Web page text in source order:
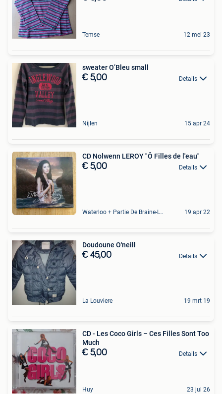
Temse 12 mei 23
sweater O’Bleu small
€ 5,00 Details
Nijlen 15 apr 24
CD Nolwenn LEROY "Ô Filles de l'eau"
€ 5,00 Details
Waterloo + Partie De Braine-L'Alleud, De Ohain 19 apr 22
Doudoune O'neill
€ 45,00 Details
La Louviere 19 mrt 19
CD - Les Coco Girls – Ces Filles Sont Too
Much
€ 5,00 Details
Huy 23 jul 26